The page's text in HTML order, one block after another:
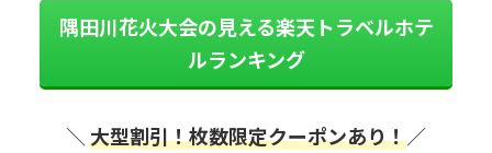
隅田川花火大会の見える楽天トラベルホテ
ルランキング
＼ 大型割引！枚数限定クーポンあり！／